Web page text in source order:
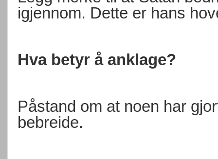
igjennom. Dette er hans
Hva betyr å anklage?
Påstand om at noen har
bebreide.